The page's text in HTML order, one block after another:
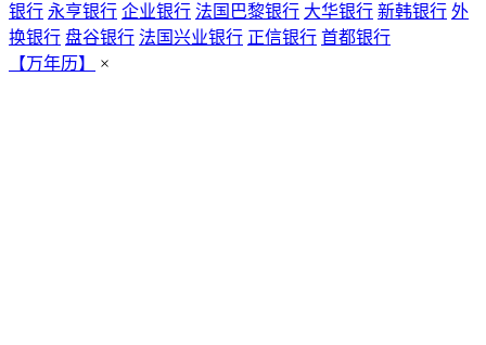
银行 永亨银行 企业银行 法国巴黎银行 大华银行 新韩银行 外
换银行 盘谷银行 法国兴业银行 正信银行 首都银行
【万年历】
×